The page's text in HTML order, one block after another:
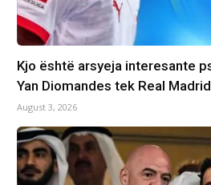
Kjo është arsyeja interesante
Yan Diomandes tek Real Madrid
August 3, 2026